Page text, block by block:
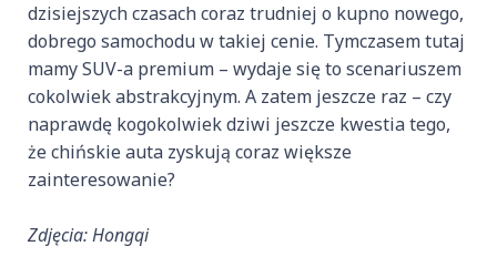
dzisiejszych czasach coraz trudniej o kupno nowego,
dobrego samochodu w takiej cenie. Tymczasem tutaj
mamy SUV-a premium – wydaje się to scenariuszem
cokolwiek abstrakcyjnym. A zatem jeszcze raz – czy
naprawdę kogokolwiek dziwi jeszcze kwestia tego,
że chińskie auta zyskują coraz większe
zainteresowanie?
Zdjęcia: Hongqi